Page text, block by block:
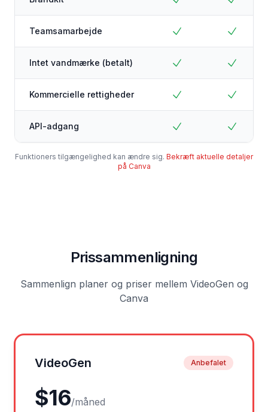
Teamsamarbejde
Intet vandmærke (betalt)
Kommercielle rettigheder
API-adgang
Funktioners tilgængelighed kan ændre sig. Bekræft aktuelle detaljer
på Canva
Prissammenligning
Sammenlign planer og priser mellem VideoGen og
Canva
VideoGen Anbefalet
$16/måned